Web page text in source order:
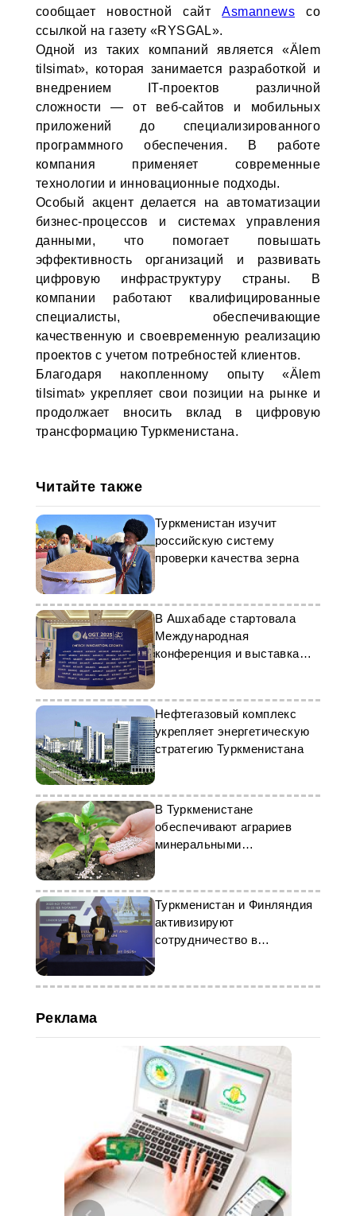
сообщает новостной сайтAsmannews со
ссылкой на газету «RYSGAL».
Одной из таких компаний является «Älem
tilsimat», которая занимается разработкой и
внедрением IT-проектов различной
сложности — от веб-сайтов и мобильных
приложений до специализированного
программного обеспечения. В работе
компания применяет современные
технологии и инновационные подходы.
Особый акцент делается на автоматизации
бизнес-процессов и системах управления
данными, что помогает повышать
эффективность организаций и развивать
цифровую инфраструктуру страны. В
компании работают квалифицированные
специалисты, обеспечивающие
качественную и своевременную реализацию
проектов с учетом потребностей клиентов.
Благодаря накопленному опыту «Älem
tilsimat» укрепляет свои позиции на рынке и
продолжает вносить вклад в цифровую
трансформацию Туркменистана.
Читайте также
Туркменистан изучит
российскую систему
проверки качества зерна
В Ашхабаде стартовала
Международная
конференция и выставка
OGT 2025
Нефтегазовый комплекс
укрепляет энергетическую
стратегию Туркменистана
В Туркменистане
обеспечивают аграриев
минеральными
удобрениями
Туркменистан и Финляндия
активизируют
сотрудничество в
логистической сфере
Реклама